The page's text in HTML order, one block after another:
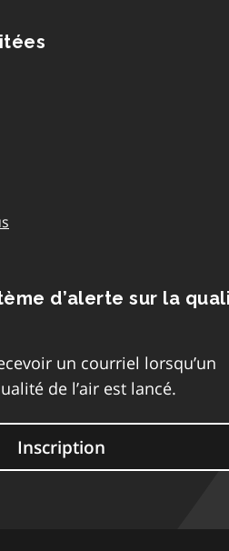
d’alerte sur la
un courriel lorsqu’un
de l’air est lancé.
Inscription